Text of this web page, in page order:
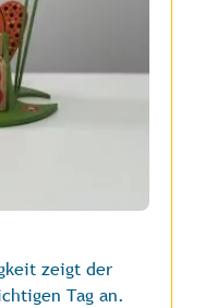
zeigt der
Tag an.